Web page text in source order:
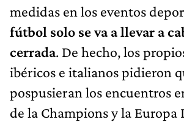
medidas en los eventos
fútbol solo se va a llevar a
cerrada. De hecho, los
ibéricos e italianos pidieron
pospusieran los encuentros
de la Champions y la Europa